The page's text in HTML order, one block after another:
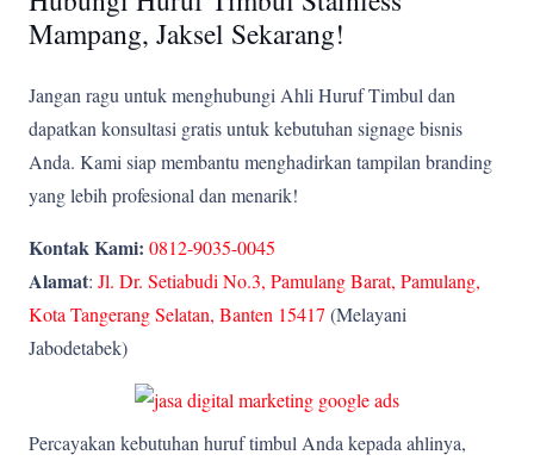
Mampang, Jaksel Sekarang!
Jangan ragu untuk menghubungi Ahli Huruf Timbul dan
dapatkan konsultasi gratis untuk kebutuhan signage bisnis
Anda. Kami siap membantu menghadirkan tampilan branding
yang lebih profesional dan menarik!
Kontak Kami: 0812-9035-0045
Alamat: Jl. Dr. Setiabudi No.3, Pamulang Barat, Pamulang,
Kota Tangerang Selatan, Banten 15417 (Melayani
Jabodetabek)
Percayakan kebutuhan huruf timbul Anda kepada ahlinya,